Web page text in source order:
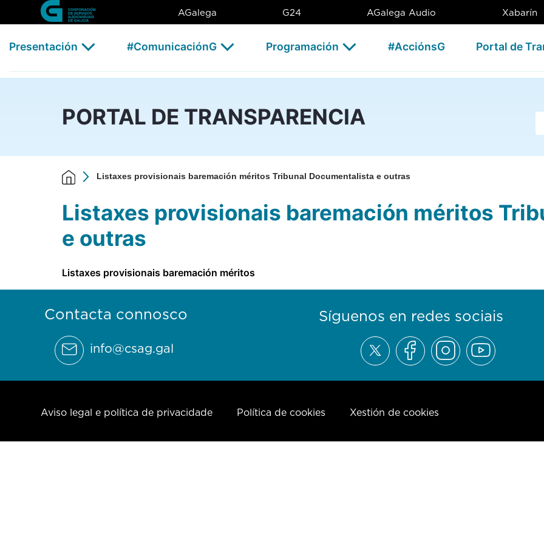
Skip to Main Content
Listaxes provisionais baremación méritos Tribunal
AGalega G24 AGalega Audio Xabarín
Presentación #ComunicaciónG Programación #AcciónsG Portal de
PORTAL DE TRANSPARENCIA
Listaxes provisionais baremación méritos Tribunal Documentalista e outras
Listaxes provisionais baremación méritos
e outras
Listaxes provisionais baremación méritos
Contacta connosco
info@csag.gal
Síguenos en redes sociais
Aviso legal e política de privacidade Política de cookies Xestión de cookies